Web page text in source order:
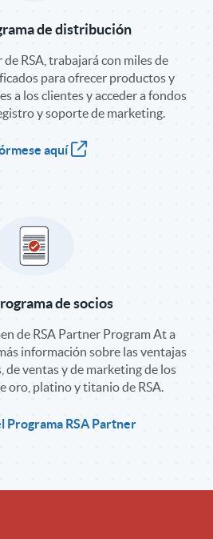
de distribución
RSA, trabajará con miles de
para ofrecer productos y
a los clientes y acceder a fondos
y soporte de marketing.
aquí
de socios
de RSA Partner Program At a
información sobre las ventajas
de ventas y de marketing de los
oro, platino y titanio de RSA.
Programa RSA Partner